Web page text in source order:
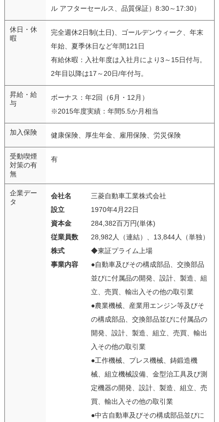
ル アフターセールス、品質保証）8:30～17:30）
休日・休
暇
完全週休2日制(土日)、ゴールデンウィーク、年末
年始、夏季休日など年間121日
有給休暇：入社年度は入社月により3～15日付与。
2年目以降は17～20日/年付与。
昇給・給
与
ボーナス：年2回（6月・12月）
※2015年度実績：年間5.5か月相当
加入保険 健康保険、厚生年金、雇用保険、労災保険
受動喫煙
対策の有
無
有
企業デー
タ
会社名
三菱自動車工業株式会社
設立
1970年4月22日
資本金
284,382百万円(単体)
従業員数
28,982人（連結）、13,844人（単独）
株式
◆東証プライム上場
事業内容
●自動車及びその構成部品、交換部品
並びに付属品の開発、設計、製造、組
立、売買、輸出入その他の取引業
●農業機械、産業用エンジン等及びそ
の構成部品、交換部品並びに付属品の
開発、設計、製造、組立、売買、輸出
入その他の取引業
●工作機械、プレス機械、鋳鍛造機
械、組立機械設備、金型治工具及び測
定機器の開発、設計、製造、組立、売
買、輸出入その他の取引業
●中古自動車及びその構成部品並びに